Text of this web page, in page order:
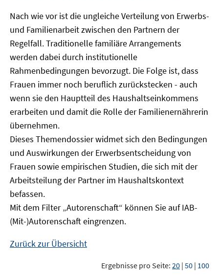
Nach wie vor ist die ungleiche Verteilung von Erwerbs-
und Familienarbeit zwischen den Partnern der
Regelfall. Traditionelle familiäre Arrangements
werden dabei durch institutionelle
Rahmenbedingungen bevorzugt. Die Folge ist, dass
Frauen immer noch beruflich zurückstecken - auch
wenn sie den Hauptteil des Haushaltseinkommens
erarbeiten und damit die Rolle der Familienernährerin
übernehmen.
Dieses Themendossier widmet sich den Bedingungen
und Auswirkungen der Erwerbsentscheidung von
Frauen sowie empirischen Studien, die sich mit der
Arbeitsteilung der Partner im Haushaltskontext
befassen.
Mit dem Filter „Autorenschaft“ können Sie auf IAB-
(Mit-)Autorenschaft eingrenzen.
Zurück zur Übersicht
Ergebnisse pro Seite: 20 | 50 | 100